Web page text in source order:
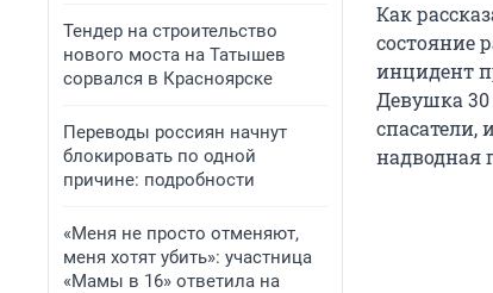
Тендер на строительство
нового моста на Татышев
сорвался в Красноярске
Переводы россиян начнут
блокировать по одной
причине: подробности
«Меня не просто отменяют,
меня хотят убить»: участница
«Мамы в 16» ответила на
Как
состояние
инцидент
Девушка 30
спасатели,
надводная